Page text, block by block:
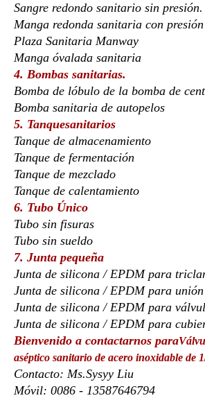
Sangre redondo sanitario sin presión.
Manga redonda sanitaria con presión
Plaza Sanitaria Manway
Manga óvalada sanitaria
4. Bombas sanitarias.
Bomba de lóbulo de la bomba de
Bomba sanitaria de autopelos
5. Tanquesanitarios
Tanque de almacenamiento
Tanque de fermentación
Tanque de mezclado
Tanque de calentamiento
6. Tubo Único
Tubo sin fisuras
Tubo sin sueldo
7. Junta pequeña
Junta de silicona / EPDM para
Junta de silicona / EPDM para unión
Junta de silicona / EPDM para
Junta de silicona / EPDM para
Bienvenido a contactarnos para
aséptico sanitario de acero inoxidable de
Contacto: Ms.Sysyy Liu
Móvil: 0086 - 13587646794